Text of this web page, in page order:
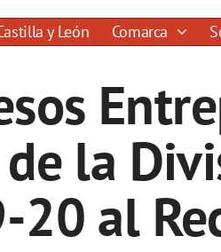
y León Comarca
la
20 al